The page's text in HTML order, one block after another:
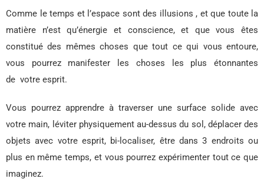
Comme le temps et l’espace sont des illusions , et que toute la
matière n’est qu’énergie et conscience, et que vous êtes
constitué des mêmes choses que tout ce qui vous entoure,
vous pourrez manifester les choses les plus étonnantes
de votre esprit.
Vous pourrez apprendre à traverser une surface solide avec
votre main, léviter physiquement au-dessus du sol, déplacer des
objets avec votre esprit, bi-localiser, être dans 3 endroits ou
plus en même temps, et vous pourrez expérimenter tout ce que
imaginez.